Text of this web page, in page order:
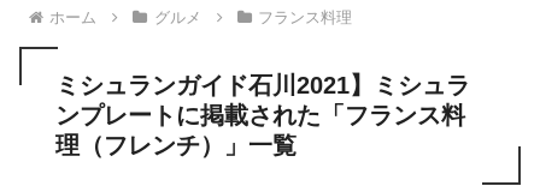
ホーム グルメ フランス料理
ミシュランガイド石川2021】ミシュラ
ンプレートに掲載された「フランス料
理（フレンチ）」一覧